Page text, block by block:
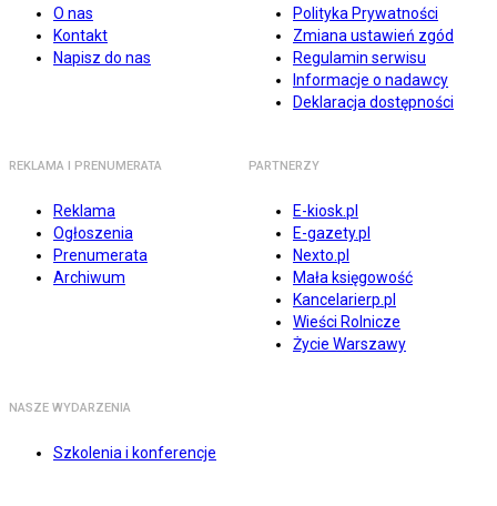
O nas
Kontakt
Napisz do nas
Polityka Prywatności
Zmiana ustawień zgód
Regulamin serwisu
Informacje o nadawcy
Deklaracja dostępności
REKLAMA I PRENUMERATA
Reklama
Ogłoszenia
Prenumerata
Archiwum
PARTNERZY
E-kiosk.pl
E-gazety.pl
Nexto.pl
Mała księgowość
Kancelarierp.pl
Wieści Rolnicze
Życie Warszawy
NASZE WYDARZENIA
Szkolenia i konferencje